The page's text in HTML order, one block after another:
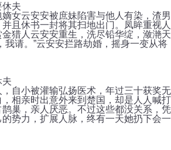
休夫
女云安安被庶妹陷害与他人有染，渣男
且休书一封将其扫地出门。凤眸重视人
猎人云安安重生，洗尽铅华绽，潋滟天
我请。”云安安拦路劫婚，摇身一变从将
夫
自小被灌输弘扬医术，年过三十获奖无
相亲时出意外来到楚国，却是人人喊打
巢，亲人厌恶。不过这些都没关系，凭
势力，扩展人脉，终有一天她扔下会一